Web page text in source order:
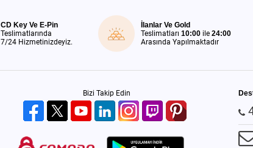
CD Key Ve E-Pin
Teslimatlarında
7/24 Hizmetinizdeyiz.
İlanlar Ve Gold
Teslimatları10:00 ile24:00
Arasında Yapılmaktadır
Bizi Takip Edin